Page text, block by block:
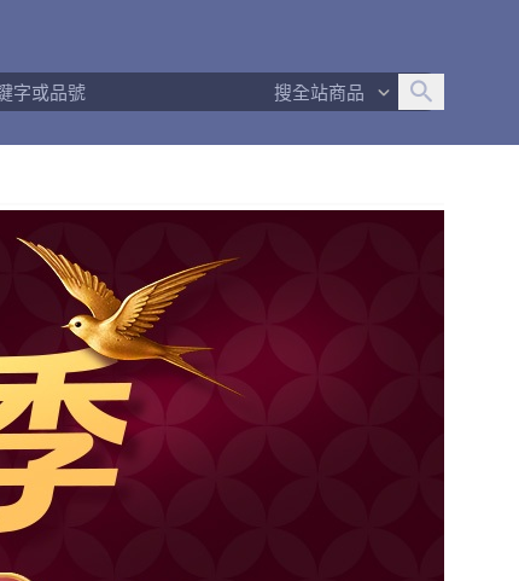
搜全站商品
商店簡介 退換貨須知